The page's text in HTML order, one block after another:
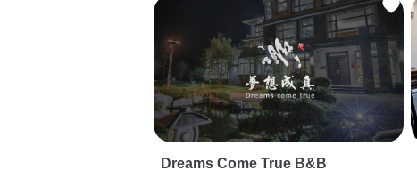
Dreams Come True B&B